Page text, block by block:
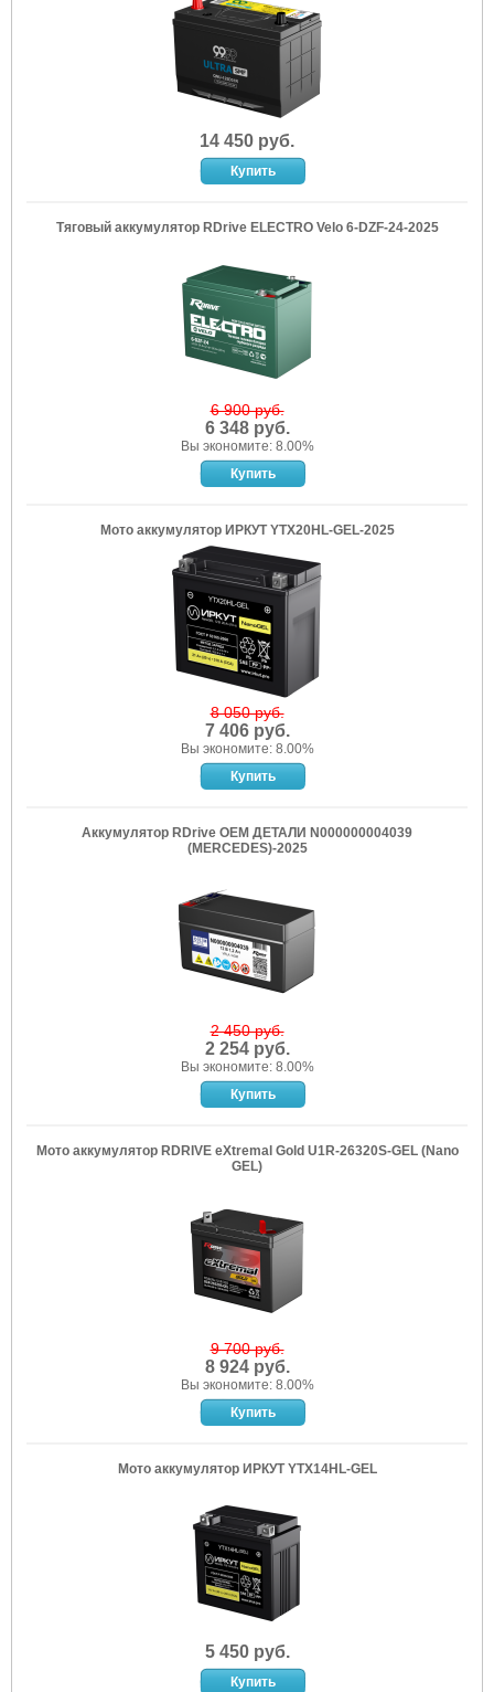
14 450 руб.
Тяговый аккумулятор RDrive ELECTRO Velo 6-DZF-24-2025
6 900 руб.
6 348 руб.
Вы экономите: 8.00%
Мото аккумулятор ИРКУТ YTX20HL-GEL-2025
8 050 руб.
7 406 руб.
Вы экономите: 8.00%
Аккумулятор RDrive OEM ДЕТАЛИ N000000004039
(MERCEDES)-2025
2 450 руб.
2 254 руб.
Вы экономите: 8.00%
Мото аккумулятор RDRIVE eXtremal Gold U1R-26320S-GEL (Nano
GEL)
9 700 руб.
8 924 руб.
Вы экономите: 8.00%
Мото аккумулятор ИРКУТ YTX14HL-GEL
5 450 руб.